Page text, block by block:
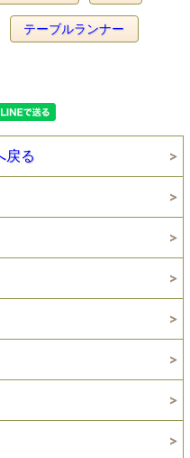
テーブルランナー
戻る